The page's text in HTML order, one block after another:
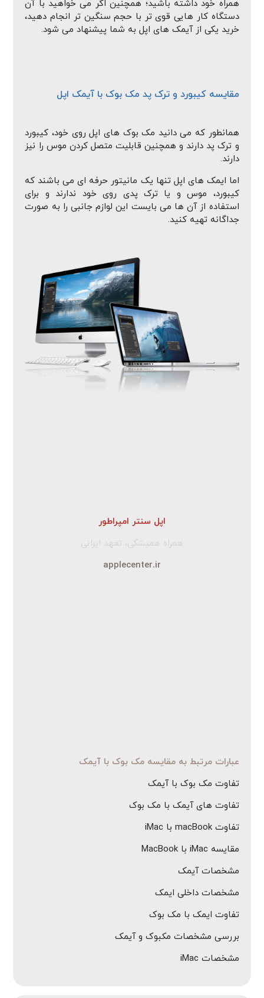
همراه خود داشته باشید؛ همچنین اگر می خواهید با آن
دستگاه کار هایی قوی تر با حجم سنگین تر انجام دهید،
خرید یکی از آیمک های اپل به شما پیشنهاد می شود.
مقایسه کیبورد و ترک پد مک بوک با آیمک اپل
همانطور که می دانید مک بوک های اپل روی خود، کیبورد
و ترک پد دارند و همچنین قابلیت متصل کردن موس را نیز
دارند.
اما ایمک های اپل تنها یک مانیتور حرفه ای می باشند که
کیبورد، موس و یا ترک پدی روی خود ندارند و برای
استفاده از آن ها می بایست این لوازم جانبی را به صورت
جداگانه تهیه کنید.
اپل سنتر امپراطور
همراه همیشگی، تعهد ایرانی
applecenter.ir
عبارات مرتبط به مقایسه مک بوک با آیمک
تفاوت مک بوک با آیمک
تفاوت های آیمک با مک بوک
تفاوت macBook با iMac
مقایسه iMac با MacBook
مشخصات آیمک
مشخصات داخلی ایمک
تفاوت ایمک با مک بوک
بررسی مشخصات مکبوک و آیمک
مشخصات iMac